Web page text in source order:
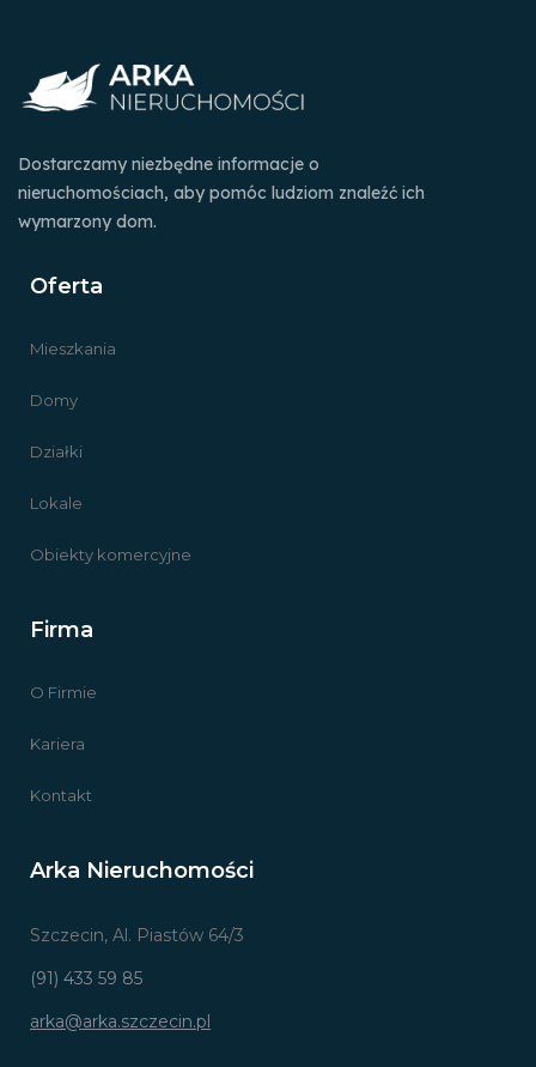
Dostarczamy niezbędne informacje o
nieruchomościach, aby pomóc ludziom znaleźć ich
wymarzony dom.
Oferta
Mieszkania
Domy
Działki
Lokale
Obiekty komercyjne
Firma
O Firmie
Kariera
Kontakt
Arka Nieruchomości
Szczecin, Al. Piastów 64/3
(91) 433 59 85
arka@arka.szczecin.pl